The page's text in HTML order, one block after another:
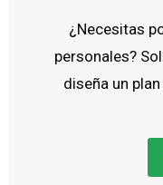
¿Necesitas
personales?
diseña un